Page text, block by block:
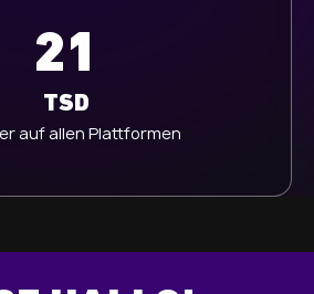
21
TSD
auf allen Plattformen